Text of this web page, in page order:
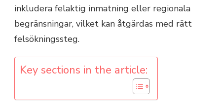
inkludera felaktig inmatning eller regionala
begränsningar, vilket kan åtgärdas med rätt
felsökningssteg.
Key sections in the article: